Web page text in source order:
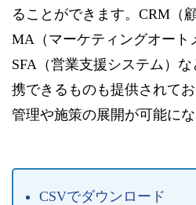
ることができます。CRM（
MA（マーケティングオート
SFA（営業支援システム）
携できるものも提供されて
管理や施策の展開が可能にな
CSVでダウンロード